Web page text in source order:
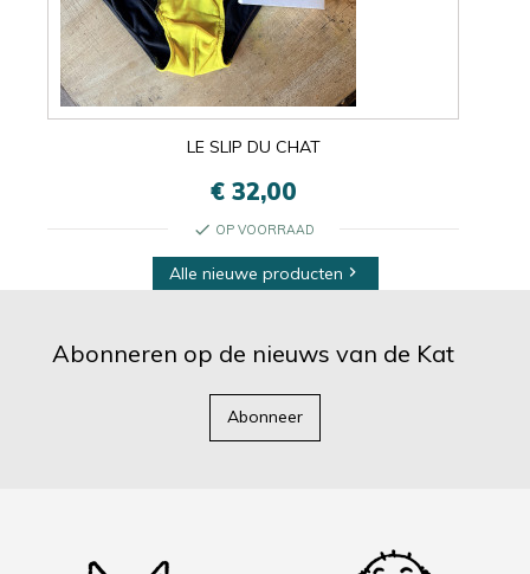
LE SLIP DU CHAT
€ 32,00
check OP VOORRAAD
Alle nieuwe producten 
Abonneren op de nieuws van de Kat
Abonneer